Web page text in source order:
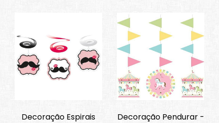
Decoração Espirais
Decoração Pendurar -